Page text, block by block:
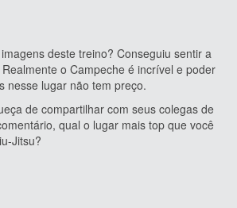
deste treino? Conseguiu sentir a
o Campeche é incrível e poder
nesse lugar não tem preço.
compartilhar com seus colegas de
qual o lugar mais top que você
Jitsu?